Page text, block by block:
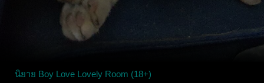
นิยาย Boy Love Lovely Room (18+)